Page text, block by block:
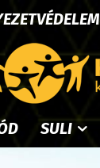
SULI